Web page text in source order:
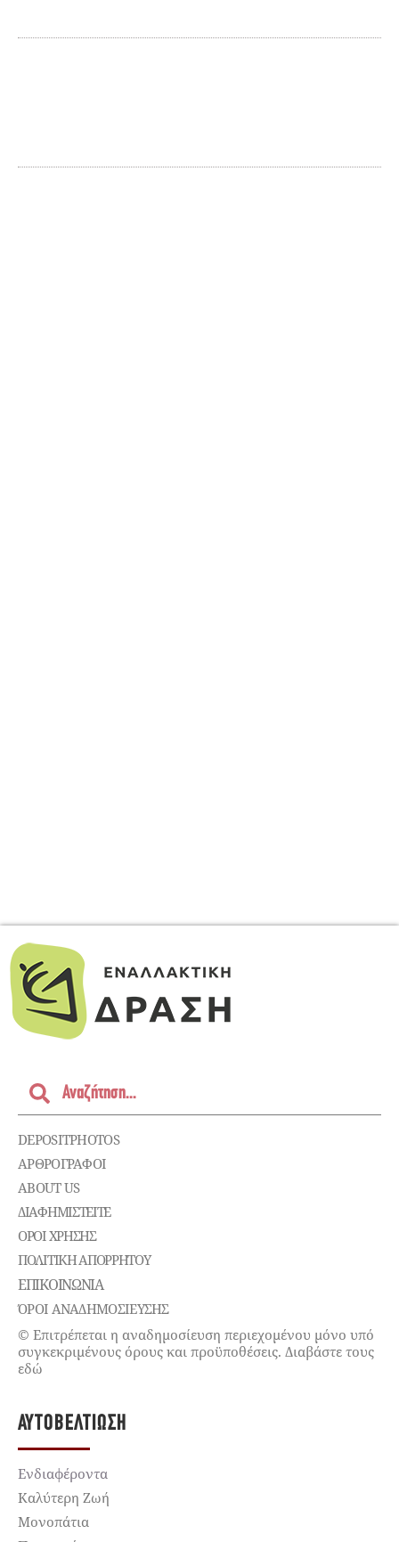
DEPOSITPHOTOS
ΑΡΘΡΟΓΡΑΦΟΙ
ABOUT US
ΔΙΑΦΗΜΙΣΤΕΊΤΕ
ΌΡΟΙ ΧΡΉΣΗΣ
ΠΟΛΙΤΙΚΉ ΑΠΟΡΡΉΤΟΥ
ΕΠΙΚΟΙΝΩΝΊΑ
ΌΡΟΙ ΑΝΑΔΗΜΟΣΙΕΥΣΗΣ
© Επιτρέπεται η αναδημοσίευση περιεχομένου μόνο υπό
συγκεκριμένους όρους και προϋποθέσεις. Διαβάστε τους
εδώ
ΑΥΤΟΒΕΛΤΊΩΣΗ
Ενδιαφέροντα
Καλύτερη Ζωή
Μονοπάτια